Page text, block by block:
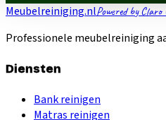
Meubelreiniging.nlPowered by Claro
Professionele meubelreiniging
Diensten
Bank reinigen
Matras reinigen